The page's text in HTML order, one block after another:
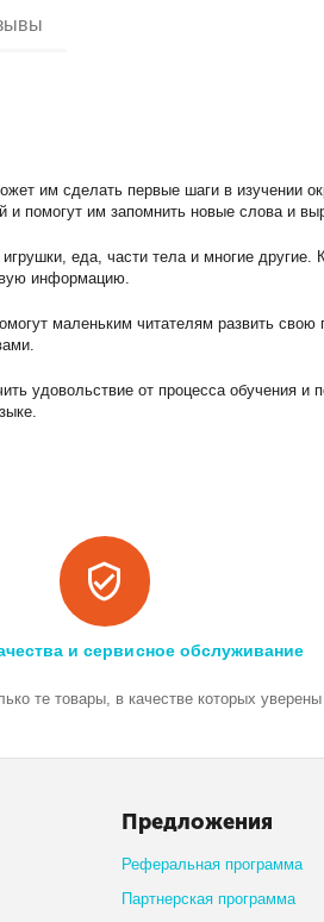
им сделать первые шаги в изучении
помогут им запомнить новые слова и
еда, части тела и многие
информацию.
маленьким читателям развить
удовольствие от процесса обучения
и сервисное обслуживание
те товары, в качестве которых уверены
Предложения
Реферальная программа
Партнерская программа